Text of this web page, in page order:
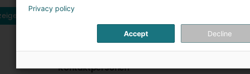
Kontaktpersonen
Privacy policy
Accept Decline